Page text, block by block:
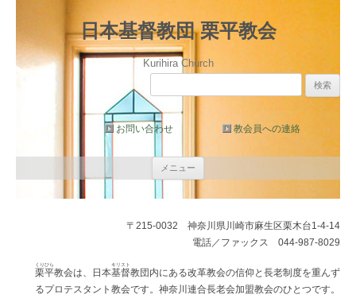
日本基督教団 栗平教会
Kurihira Church
検
教会員への連絡
お問い合わせ
メニュー
ス
キ
ッ
〒215-0032 神奈川県川崎市麻生区栗木台1-4-14
電話／ファックス 044-987-8029
栗平
くりひら
教会は、日本基督
キリスト
教団内にある改革教会の信仰と長老制度を重んず
るプロテスタント教会です。神奈川連合長老会加盟教会のひとつです。